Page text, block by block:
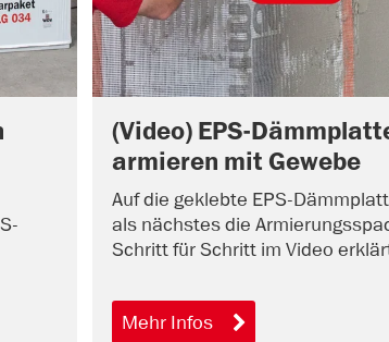
(Video) EPS-
armieren mit Gewebe
Auf die geklebte EPS-
als nächstes die
Schritt für Schritt im Video
Mehr Infos